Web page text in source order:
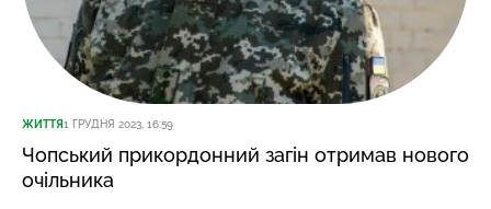
ЖИТТЯ1 ГРУДНЯ 2023, 16:59
Чопський прикордонний загін отримав нового
очільника